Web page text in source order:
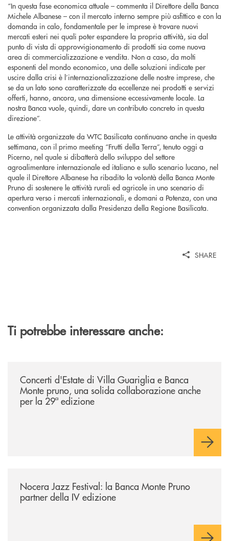
“In questa fase economica attuale – commenta il Direttore della Banca
Michele Albanese – con il mercato interno sempre più asfittico e con la
domanda in calo, fondamentale per le imprese è trovare nuovi
mercati esteri nei quali poter espandere la propria attività, sia dal
punto di vista di approvvigionamento di prodotti sia come nuova
area di commercializzazione e vendita. Non a caso, da molti
esponenti del mondo economico, una delle soluzioni indicate per
uscire dalla crisi è l’internazionalizzazione delle nostre imprese, che
se da un lato sono caratterizzate da eccellenze nei prodotti e servizi
offerti, hanno, ancora, una dimensione eccessivamente locale. La
nostra Banca vuole, quindi, dare un contributo concreto in questa
direzione”.
Le attività organizzate da WTC Basilicata continuano anche in questa
settimana, con il primo meeting “Frutti della Terra”, tenuto oggi a
Picerno, nel quale si dibatterà dello sviluppo del settore
agroalimentare internazionale ed italiano e sullo scenario lucano, nel
quale il Direttore Albanese ha ribadito la volontà della Banca Monte
Pruno di sostenere le attività rurali ed agricole in uno scenario di
apertura verso i mercati internazionali, e domani a Potenza, con una
convention organizzata dalla Presidenza della Regione Basilicata.
SHARE
Ti potrebbe interessare anche:
Concerti d'Estate di Villa Guariglia e Banca
Monte pruno, una solida collaborazione anche
per la 29ª edizione
Nocera Jazz Festival: la Banca Monte Pruno
partner della IV edizione